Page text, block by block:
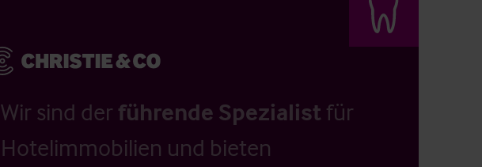
Wir sind der führende Spezialistfür
Hotelimmobilien und bieten